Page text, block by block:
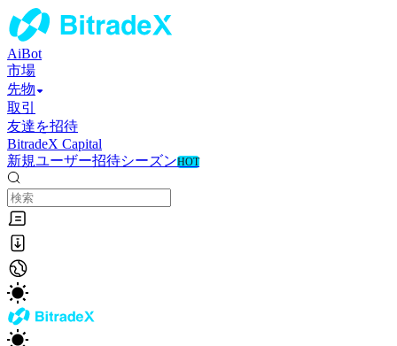
AiBot
市場
先物
取引
友達を招待
BitradeX Capital
新規ユーザー招待シーズンHOT